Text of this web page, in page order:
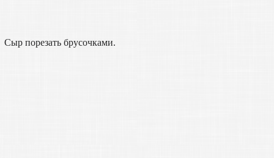
Сыр порезать брусочками.